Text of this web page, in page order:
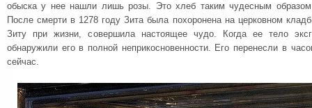
обыска у нее нашли лишь розы. Это хлеб таким чудесным образом
После смерти в 1278 году Зита была похоронена на церковном
Зиту при жизни, совершила настоящее чудо. Когда ее тело
обнаружили его в полной неприкосновенности. Его перенесли в
сейчас.